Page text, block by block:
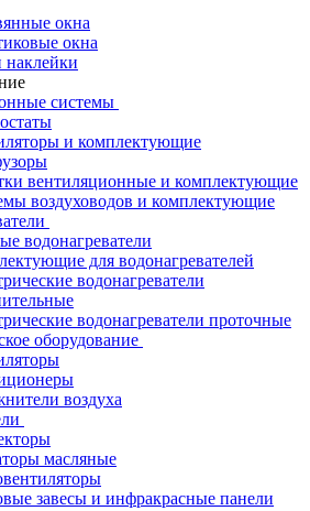
окна
окна
наклейки
системы
и комплектующие
вентиляционные и комплектующие
воздуховодов и комплектующие
водонагреватели
для водонагревателей
водонагреватели
водонагреватели проточные
оборудование
воздуха
масляные
завесы и инфракрасные панели